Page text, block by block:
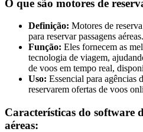
O que são motores de
Definição: Motores de
para reservar passagens aéreas.
Função: Eles fornecem as
tecnologia de viagem,
de voos em tempo real,
Uso: Essencial para agências
reservarem ofertas de voos
Características do software
aéreas: